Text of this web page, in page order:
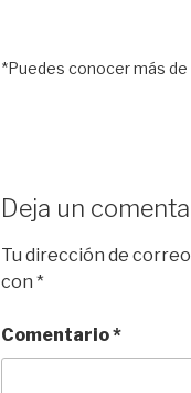
*Puedes conocer más
Deja un
Tu dirección de
con *
Comentario*